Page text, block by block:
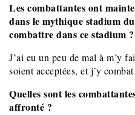
Les combattantes ont
dans le mythique stadium
combattre dans ce stadium ?
J’ai eu un peu de mal à m’y
soient acceptées, et j’y
Quelles sont les
affronté ?